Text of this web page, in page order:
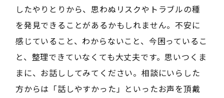
したやりとりから、思わぬリスクやトラブルの種
を発見できることがあるかもしれません。不安に
感じていること、わからないこと、今困っているこ
と、整理できていなくても大丈夫です。思いつくま
まに、お話ししてみてください。相談にいらした
方からは「話しやすかった」といったお声を頂戴